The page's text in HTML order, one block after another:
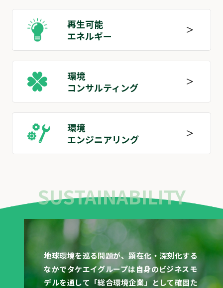
再⽣可能
エネルギー
環境
コンサルティング
環境
エンジニアリング
SUSTAINABILITY
地球環境を巡る問題が、顕在化・深刻化する
なかでタケエイグループは⾃⾝のビジネスモ
デルを通して「総合環境企業」として確固た